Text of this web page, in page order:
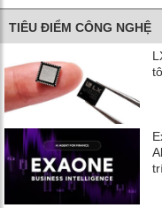
TIÊU ĐIỂM CÔNG NGHỆ